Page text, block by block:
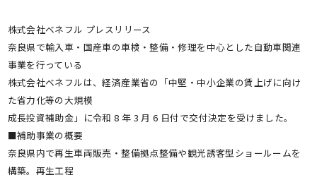
株式会社ベネフル プレスリリース
奈良県で輸入車・国産車の車検・整備・修理を中心とした自動車関連
事業を行っている
株式会社ベネフルは、経済産業省の「中堅・中小企業の賃上げに向け
た省力化等の大規模
成長投資補助金」に令和 8 年 3 月 6 日付で交付決定を受けました。
■補助事業の概要
奈良県内で再生車両販売・整備拠点整備や観光誘客型ショールームを
構築。再生工程